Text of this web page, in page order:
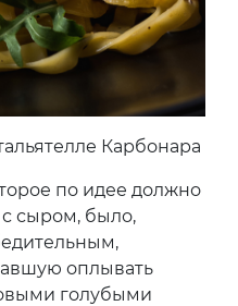
Карбонара
по идее должно
сыром, было,
оплывать
голубыми